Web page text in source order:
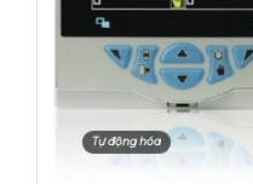
Tự động hóa